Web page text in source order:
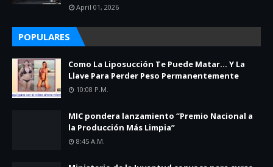
April 01, 2026
POPULARES
Como La Liposucción Te Puede Matar… Y La
Llave Para Perder Peso Permanentemente
10:08 P.m.
MIC pondera lanzamiento “Premio Nacional a
la Producción Más Limpia”
8:45 A.m.